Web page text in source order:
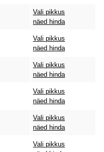
Vali pikkus
näed hinda
Vali pikkus
näed hinda
Vali pikkus
näed hinda
Vali pikkus
näed hinda
Vali pikkus
näed hinda
Vali pikkus